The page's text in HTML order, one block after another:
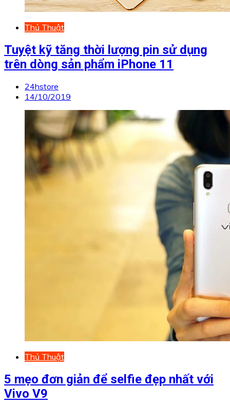
Thủ Thuật
Tuyệt kỹ tăng thời lượng pin sử dụng
trên dòng sản phẩm iPhone 11
24hstore
14/10/2019
Thủ Thuật
5 mẹo đơn giản để selfie đẹp nhất với
Vivo V9